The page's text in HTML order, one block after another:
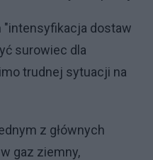
"intensyfikacja dostaw
surowiec dla
trudnej sytuacji na
z głównych
gaz ziemny,